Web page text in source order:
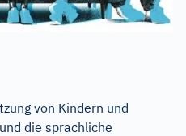
von Kindern und
die sprachliche